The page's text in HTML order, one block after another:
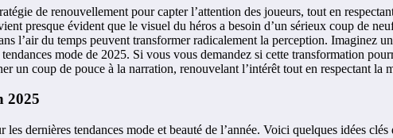
de renouvellement pour capter l’attention des joueurs, tout en
presque évident que le visuel du héros a besoin d’un sérieux coup de
l’air du temps peuvent transformer radicalement la perception. Imaginez
mode de 2025. Si vous vous demandez si cette transformation
un coup de pouce à la narration, renouvelant l’intérêt tout en respectant la
2025
dernières tendances mode et beauté de l’année. Voici quelques idées